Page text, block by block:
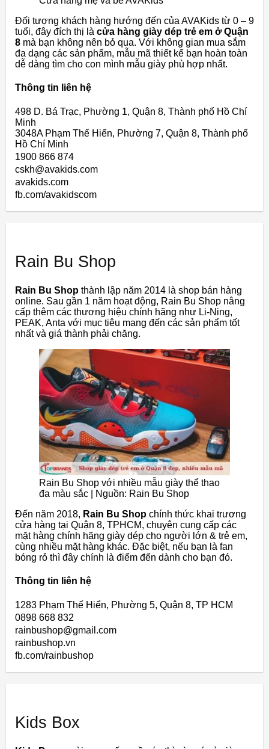
Đối tượng khách hàng hướng đến của AVAKids từ 0 – 9
tuổi, đây đích thị là cửa hàng giày dép trẻ em ở Quận
8 mà bạn không nên bỏ qua. Với không gian mua sắm
đa dạng các sản phẩm, mẫu mã thiết kế bạn hoàn toàn
dễ dàng tìm cho con mình mẫu giày phù hợp nhất.
Thông tin liên hệ
498 D. Bá Trạc, Phường 1, Quận 8, Thành phố Hồ Chí
Minh
3048A Phạm Thế Hiển, Phường 7, Quận 8, Thành phố
Hồ Chí Minh
1900 866 874
cskh@avakids.com
avakids.com
fb.com/avakidscom
Rain Bu Shop
Rain Bu Shop thành lập năm 2014 là shop bán hàng
online. Sau gần 1 năm hoạt động, Rain Bu Shop nâng
cấp thêm các thương hiệu chính hãng như Li-Ning,
PEAK, Anta với mục tiêu mang đến các sản phẩm tốt
nhất và giá thành phải chăng.
Rain Bu Shop với nhiều mẫu giày thể thao
đa màu sắc | Nguồn: Rain Bu Shop
Đến năm 2018, Rain Bu Shop chính thức khai trương
cửa hàng tại Quận 8, TPHCM, chuyên cung cấp các
mặt hàng chính hãng giày dép cho người lớn & trẻ em,
cùng nhiều mặt hàng khác. Đặc biệt, nếu bạn là fan
bóng rỏ thì đây chính là điểm đến dành cho bạn đó.
Thông tin liên hệ
1283 Phạm Thế Hiển, Phường 5, Quận 8, TP HCM
0898 668 832
rainbushop@gmail.com
rainbushop.vn
fb.com/rainbushop
Kids Box